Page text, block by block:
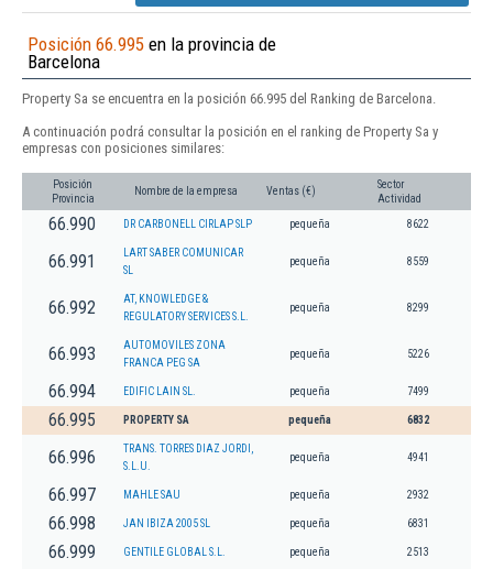
Posición 66.995 en la provincia de
Barcelona
Property Sa se encuentra en la posición 66.995 del Ranking de Barcelona.
A continuación podrá consultar la posición en el ranking de Property Sa y
empresas con posiciones similares:
Posición
Provincia
Nombre de la empresa Ventas (€)
Sector
Actividad
66.990 DR CARBONELL CIRLAP SLP pequeña 8622
66.991
LART SABER COMUNICAR
SL
pequeña 8559
66.992
AT, KNOWLEDGE &
REGULATORY SERVICES S.L.
pequeña 8299
66.993
AUTOMOVILES ZONA
FRANCA PEG SA
pequeña 5226
66.994 EDIFIC LAIN SL. pequeña 7499
66.995 PROPERTY SA pequeña 6832
66.996
TRANS. TORRES DIAZ JORDI,
S.L.U.
pequeña 4941
66.997 MAHLE SAU pequeña 2932
66.998 JAN IBIZA 2005 SL pequeña 6831
66.999 GENTILE GLOBAL S.L. pequeña 2513